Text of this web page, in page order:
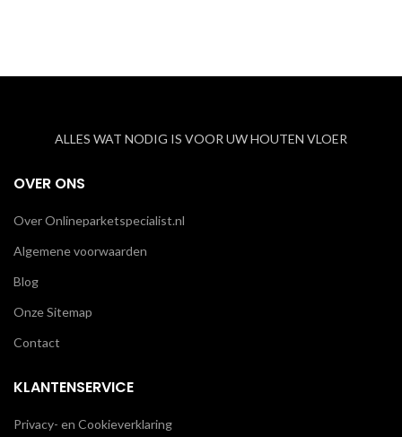
ALLES WAT NODIG IS VOOR UW HOUTEN VLOER
OVER ONS
Over Onlineparketspecialist.nl
Algemene voorwaarden
Blog
Onze Sitemap
Contact
KLANTENSERVICE
Privacy- en Cookieverklaring